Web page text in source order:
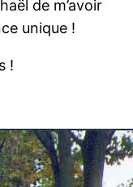
de m’avoir
unique !
!